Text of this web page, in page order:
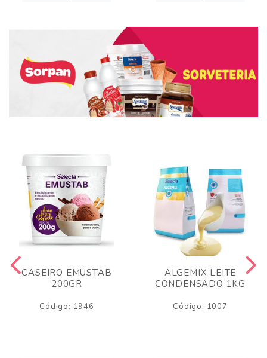
CASEIRO EMUSTAB
200GR
Código: 1946
ALGEMIX LEITE
CONDENSADO 1KG
Código: 1007